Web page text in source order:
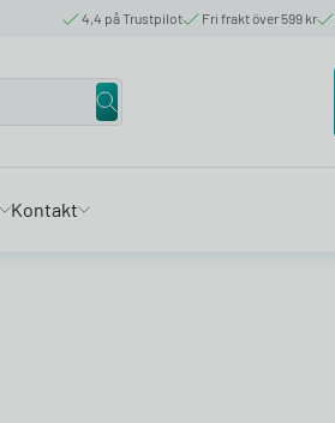
4,4 på Trustpilot Fri frakt över 599 kr
Kontakt